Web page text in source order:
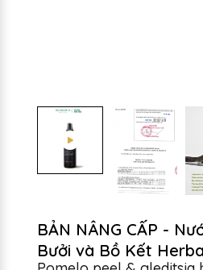
BẢN NÂNG CẤP -
Bưởi và Bồ Kết